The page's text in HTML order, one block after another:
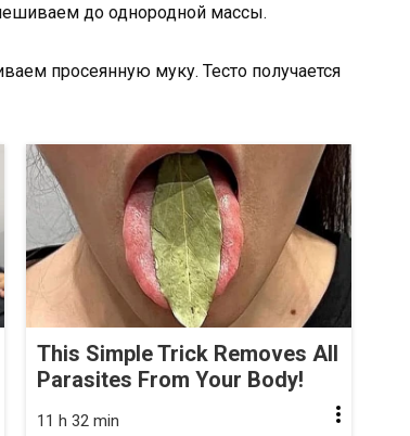
до однородной массы.
просеянную муку. Тесто получается
This Simple Trick Removes All
Parasites From Your Body!
11 h 32 min